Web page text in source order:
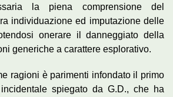
la piena comprensione del
individuazione ed imputazione delle
onerare il danneggiato della
generiche a carattere esplorativo.
ragioni è parimenti infondato il primo
spiegato da G.D., che ha